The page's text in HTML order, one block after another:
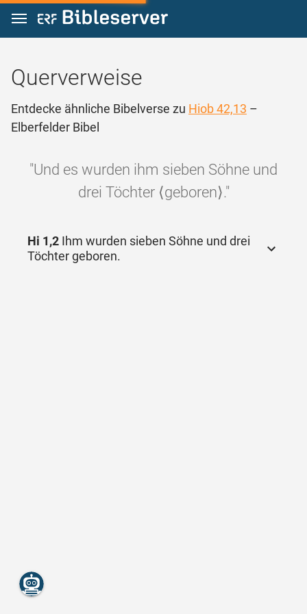
Zum Inhalt springen
Querverweise
Entdecke ähnliche Bibelverse zu Hiob 42,13 –
Elberfelder Bibel
"Und es wurden ihm sieben Söhne und
drei Töchter ⟨geboren⟩."
Hi 1,2 Ihm wurden sieben Söhne und drei
Töchter geboren.